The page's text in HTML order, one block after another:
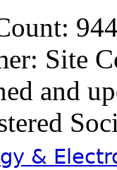
Site
and
&